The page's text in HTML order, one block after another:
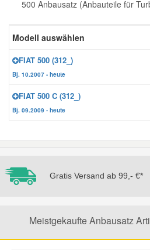
500 Anbausatz (Anbauteile für
Modell auswählen
FIAT 500 (312_)
Bj. 10.2007 - heute
FIAT 500 C (312_)
Bj. 09.2009 - heute
Gratis Versand ab 99,- €*
Meistgekaufte Anbausatz
Zündanlage und Glühanlage
Jeep Ersatzteile
Kia Ersatzteile